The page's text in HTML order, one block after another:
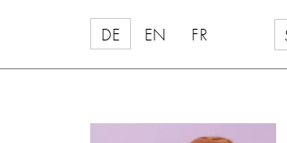
DE EN FR